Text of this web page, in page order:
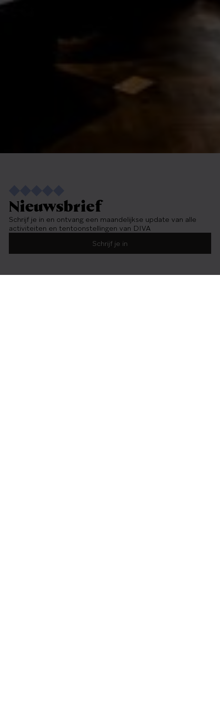
Nieuwsbrief
Schrijf je in en ontvang een maandelijkse update van alle
activiteiten en tentoonstellingen van DIVA
Schrijf je in